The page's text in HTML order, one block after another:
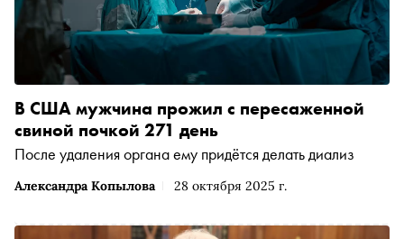
Александра Копылова 28 октября 2025 г.
В США мужчина прожил с пересаженной
свиной почкой 271 день
После удаления органа ему придётся делать диализ